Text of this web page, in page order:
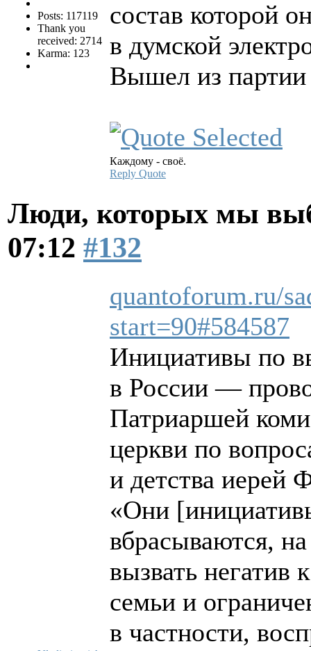
Posts: 117119
Thank you
received: 2714
Karma: 123
состав которой
в думской
Вышел из
Каждому - своё.
Reply Quote
Люди, которых мы
07:12 #132
quantoforum.ru/
start=90#584587
Инициативы по
в России —
Патриаршей
церкви по
и детства иерей
«Они
вбрасываются,
вызвать негатив
семьи и
в частности,